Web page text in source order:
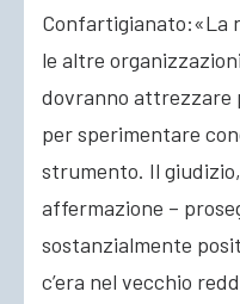
Confartigianato:«La
le altre
dovranno attrezzare
per sperimentare
strumento. Il
affermazione –
sostanzialmente
c’era nel vecchio